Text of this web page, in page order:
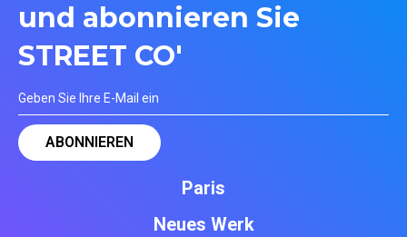
und abonnieren Sie
STREET CO'
Paris
Neues Werk